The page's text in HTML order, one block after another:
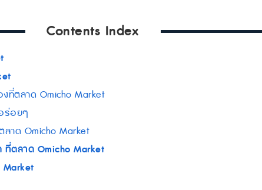
Contents Index
ที่ตลาด Omicho Market
ร่อยๆ
ลาด Omicho Market
ตลาด Omicho Market
Market